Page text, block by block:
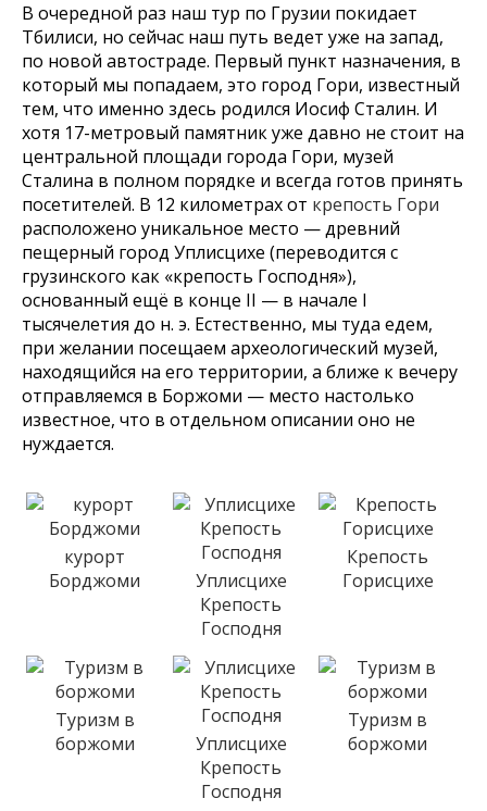
В очередной раз наш тур по Грузии покидает
Тбилиси, но сейчас наш путь ведет уже на запад,
по новой автостраде. Первый пункт назначения, в
который мы попадаем, это город Гори, известный
тем, что именно здесь родился Иосиф Сталин. И
хотя 17-метровый памятник уже давно не стоит на
центральной площади города Гори, музей
Сталина в полном порядке и всегда готов принять
посетителей. В 12 километрах от крепость Гори
расположено уникальное место — древний
пещерный город Уплисцихе (переводится с
грузинского как «крепость Господня»),
основанный ещё в конце II — в начале I
тысячелетия до н. э. Естественно, мы туда едем,
при желании посещаем археологический музей,
находящийся на его территории, а ближе к вечеру
отправляемся в Боржоми — место настолько
известное, что в отдельном описании оно не
нуждается.
курорт
Борджоми
Уплисцихе
Крепость
Господня
Крепость
Горисцихе
Туризм в
боржоми
Уплисцихе
Крепость
Господня
Туризм в
боржоми